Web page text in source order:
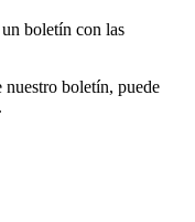
boletín con las
boletín, puede